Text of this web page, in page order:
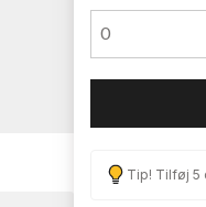
Tip! Tilføj 5